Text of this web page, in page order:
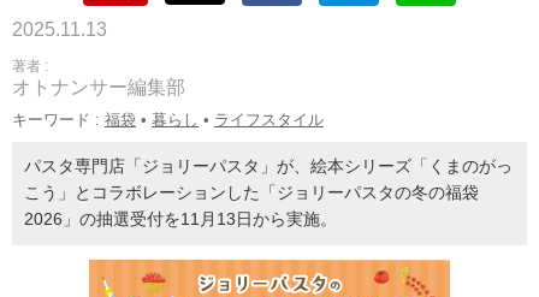
2025.11.13
著者 :
オトナンサー編集部
キーワード : 福袋 • 暮らし • ライフスタイル
パスタ専門店「ジョリーパスタ」が、絵本シリーズ「くまのがっ
こう」とコラボレーションした「ジョリーパスタの冬の福袋
2026」の抽選受付を11月13日から実施。